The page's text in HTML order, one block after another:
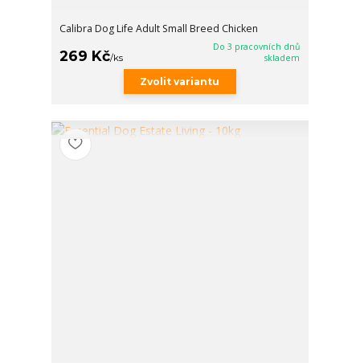
Calibra Dog Life Adult Small Breed Chicken
269 Kč/ks
Do 3 pracovních dnů
skladem
Zvolit variantu